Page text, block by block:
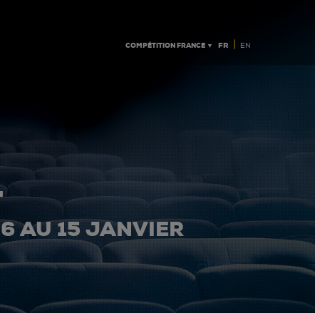
COMPÉTITION FRANCE ▼ FR | EN
AU 15 JANVIER